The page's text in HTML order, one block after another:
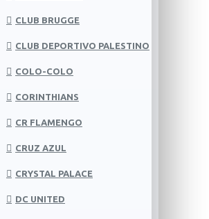
CLUB BRUGGE
CLUB DEPORTIVO PALESTINO
COLO-COLO
CORINTHIANS
CR FLAMENGO
CRUZ AZUL
CRYSTAL PALACE
DC UNITED